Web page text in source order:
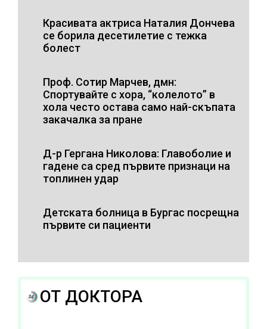
Красивата актриса Наталия Дончева
се борила десетилетие с тежка
болест
Проф. Сотир Марчев, дмн:
Спортувайте с хора, “колелото” в
хола често остава само най-скъпата
закачалка за пране
Д-р Гергана Николова: Главоболие и
гадене са сред първите признаци на
топлинен удар
Детската болница в Бургас посрещна
първите си пациенти
ОТ ДОКТОРА